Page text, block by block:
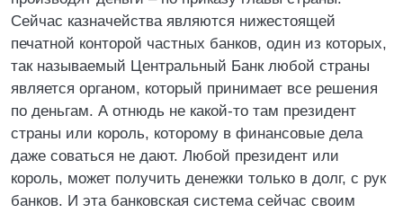
Сейчас казначейства являются нижестоящей
печатной конторой частных банков, один из которых,
так называемый Центральный Банк любой страны
является органом, который принимает все решения
по деньгам. А отнюдь не какой-то там президент
страны или король, которому в финансовые дела
даже соваться не дают. Любой президент или
король, может получить денежки только в долг, с рук
банков. И эта банковская система сейчас своим